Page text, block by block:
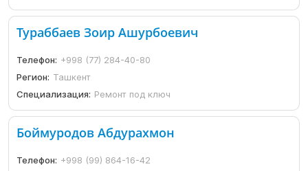
Тураббаев Зоир Ашурбоевич
Телефон: +998 (77) 284-40-80
Регион: Ташкент
Специализация: Ремонт под ключ
Боймуродов Абдурахмон
Телефон: +998 (99) 864-16-42